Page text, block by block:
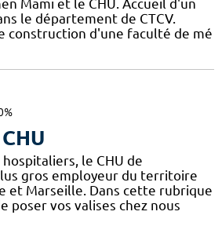
Mami et le CHU. Accueil d'un
le département de CTCV.
construction d'une faculté de mé
le CHU de
gros employeur du territoire
et Marseille. Dans cette rubrique
poser vos valises chez nous